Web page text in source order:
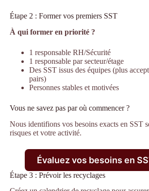
Étape 2 : Former vos premiers SST
À qui former en priorité ?
1 responsable RH/Sécurité
1 responsable par secteur/étage
Des SST issus des équipes (plus
pairs)
Personnes stables et motivées
Vous ne savez pas par où commencer ?
Nous identifions vos besoins exacts en SST
risques et votre activité.
Évaluez vos besoins en
Étape 3 : Prévoir les recyclages